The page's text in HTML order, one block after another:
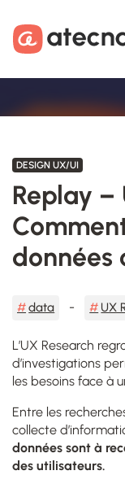
DESIGN UX/UI
Replay –
données
data UX
L’UX Research
d’investigations
les besoins face à
Entre les
collecte
données sont à
des utilisateurs.